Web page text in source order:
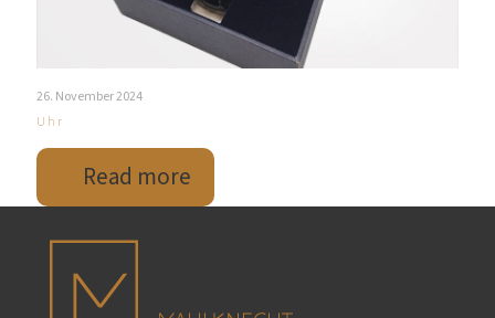
26. November 2024
Uhr
Read more